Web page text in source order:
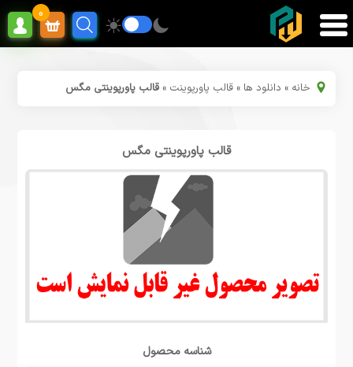
0
خانه » دانلود ها »قالب پاورپوینت »قالب پاورپوینتی مگس
قالب پاورپوینتی مگس
شناسه محصول